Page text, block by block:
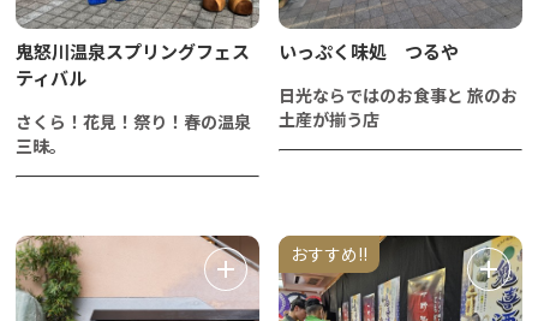
鬼怒川温泉スプリングフェス
ティバル
さくら！花見！祭り！春の温泉
三昧。
いっぷく味処 つるや
日光ならではのお食事と 旅のお
土産が揃う店
おすすめ!!